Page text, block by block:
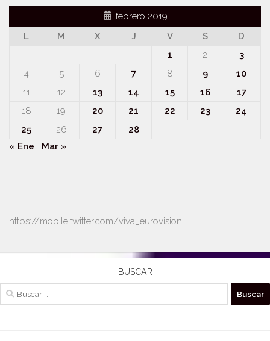
febrero 2019
L
M X J V S
D
1
2
3
4
5 6 7 8 9
10
11
12 13 14 15 16
17
18
19 20 21 22 23
24
25
26 27
28
« Ene
Mar »
https://mobile.twitter.com/viva_eurovision
BUSCAR